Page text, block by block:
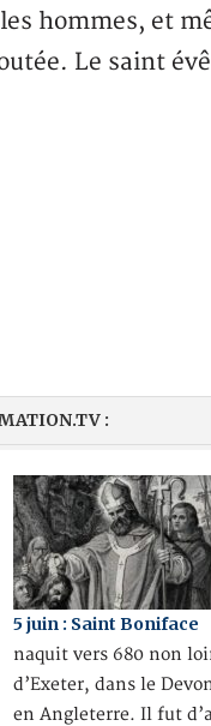
hommes, et
Le saint
:
5 juin : Saint Boniface
naquit vers 680 non
d’Exeter, dans le
en Angleterre. Il fut